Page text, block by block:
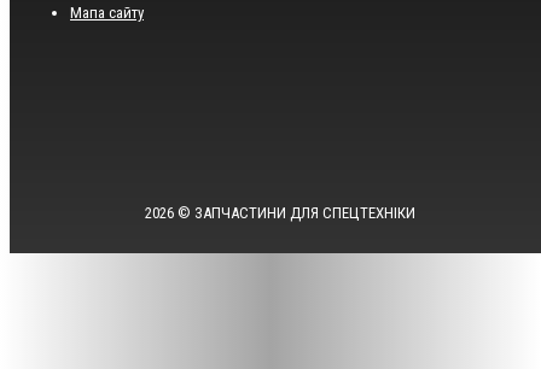
Мапа сайту
2026 © ЗАПЧАСТИНИ ДЛЯ СПЕЦТЕХНІКИ